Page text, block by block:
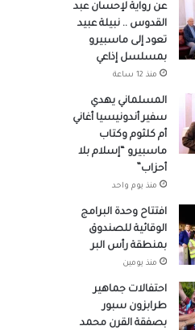
عن رواية لإحسان عبد
القدوس .. نبيلة عبيد
تعود إلى ماسبيرو
بمسلسل إذاعي
منذ 12 ساعة
المسلماني يهدي
سفير أندونيسيا أغاني
أم كلثوم وكتاب
ماسبيرو “إسلام بلا
أحزاب”
منذ يوم واحد
افتتاح وحدة البرامج
الوقائية للصندوق
بمنطقة رأس البر
منذ يومين
احتفالات جماهير
طرابزون سبور
بصفقة القرن محمد